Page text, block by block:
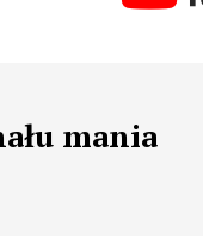
mania